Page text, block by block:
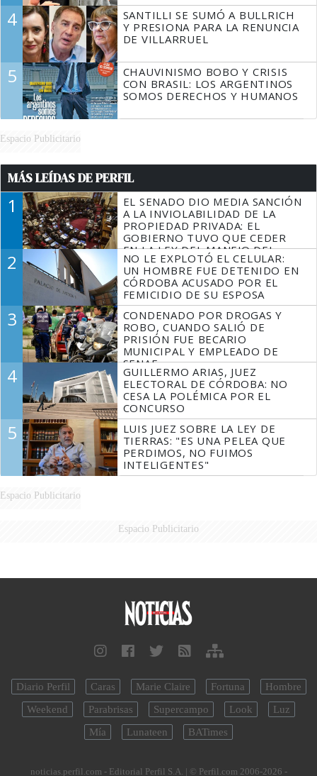
4
SANTILLI SE SUMÓ A BULLRICH
Y PRESIONA PARA LA RENUNCIA
DE VILLARRUEL
5
CHAUVINISMO BOBO Y CRISIS
CON BRASIL: LOS ARGENTINOS
SOMOS DERECHOS Y HUMANOS
Espacio Publicitario
MÁS LEÍDAS DE PERFIL
1
EL SENADO DIO MEDIA SANCIÓN
A LA INVIOLABILIDAD DE LA
PROPIEDAD PRIVADA: EL
GOBIERNO TUVO QUE CEDER
EN LA LEY DEL MANEJO DEL
FUEGO
2
NO LE EXPLOTÓ EL CELULAR:
UN HOMBRE FUE DETENIDO EN
CÓRDOBA ACUSADO POR EL
FEMICIDIO DE SU ESPOSA
3
CONDENADO POR DROGAS Y
ROBO, CUANDO SALIÓ DE
PRISIÓN FUE BECARIO
MUNICIPAL Y EMPLEADO DE
SENAF
4
GUILLERMO ARIAS, JUEZ
ELECTORAL DE CÓRDOBA: NO
CESA LA POLÉMICA POR EL
CONCURSO
5
LUIS JUEZ SOBRE LA LEY DE
TIERRAS: "ES UNA PELEA QUE
PERDIMOS, NO FUIMOS
INTELIGENTES"
Espacio Publicitario
Espacio Publicitario
Diario Perfil Caras Marie Claire Fortuna
Hombre
Weekend
Parabrisas Supercampo Look
Luz
Mía
Lunateen BATimes
noticias.perfil.com - Editorial Perfil S.A. | © Perfil.com 2006-2026 -